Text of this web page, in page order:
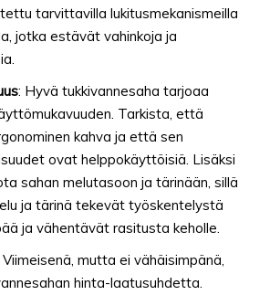
tarvittavilla lukitusmekanismeilla
jotka estävät vahinkoja ja
: Hyvä tukkivannesaha tarjoaa
Tarkista, että
kahva ja että sen
ovat helppokäyttöisiä. Lisäksi
sahan melutasoon ja tärinään, sillä
ja tärinä tekevät työskentelystä
ja vähentävät rasitusta keholle.
Viimeisenä, mutta ei vähäisimpänä,
hinta-laatusuhdetta.